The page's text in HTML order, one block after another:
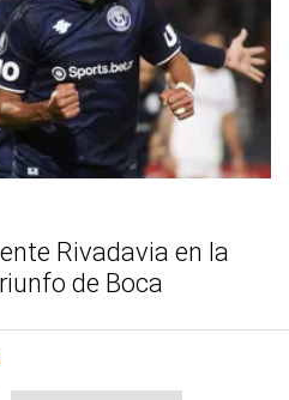
Rivadavia en la
de Boca